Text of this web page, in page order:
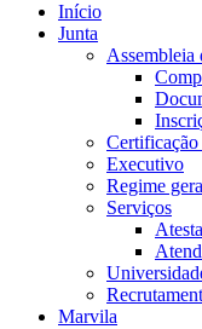
Início
Junta
Assembleia
Executivo
Regime
Serviços
Marvila